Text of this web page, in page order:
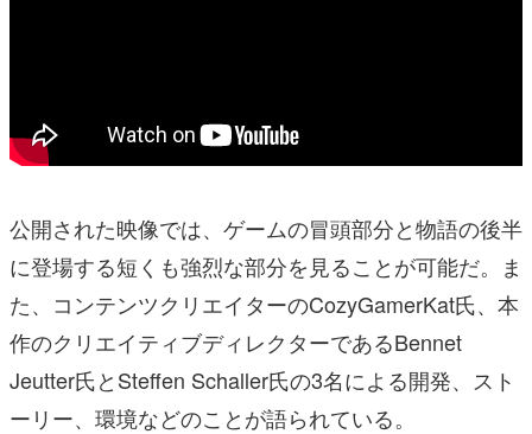
公開された映像では、ゲームの冒頭部分と物語の後半
に登場する短くも強烈な部分を見ることが可能だ。ま
た、コンテンツクリエイターのCozyGamerKat氏、本
作のクリエイティブディレクターであるBennet
Jeutter氏とSteffen Schaller氏の3名による開発、スト
ーリー、環境などのことが語られている。